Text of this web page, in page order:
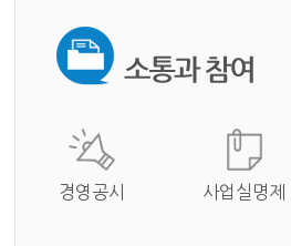
경영공시 사업실명제